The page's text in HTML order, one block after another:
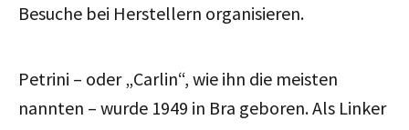
Besuche bei Herstellern organisieren.
Petrini – oder „Carlin“, wie ihn die meisten
nannten – wurde 1949 in Bra geboren. Als Linker